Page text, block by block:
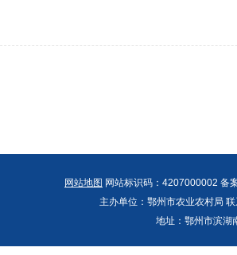
网站地图 网站标识码：4207000002
主办单位：鄂州市农业农村局
地址：鄂州市滨湖